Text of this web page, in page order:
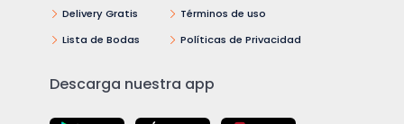
Delivery Gratis
Lista de Bodas
Términos de uso
Políticas de Privacidad
Descarga nuestra app